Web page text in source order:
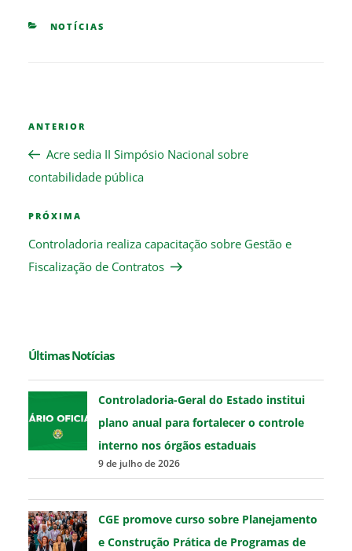
CATEGORIES
NOTÍCIAS
de
Post
Previous
Post
ANTERIOR
Acre sedia II Simpósio Nacional sobre
contabilidade pública
Next
Post
PRÓXIMA
Controladoria realiza capacitação sobre Gestão e
Fiscalização de Contratos
Últimas Notícias
Controladoria-Geral do Estado institui
plano anual para fortalecer o controle
interno nos órgãos estaduais
9 de julho de 2026
CGE promove curso sobre Planejamento
e Construção Prática de Programas de